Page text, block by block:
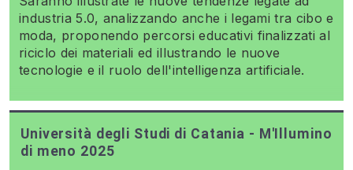
industria 5.0, analizzando anche i legami tra cibo e
moda, proponendo percorsi educativi finalizzati al
riciclo dei materiali ed illustrando le nuove
tecnologie e il ruolo dell'intelligenza artificiale.
Università degli Studi di Catania - M'Illumino
di meno 2025